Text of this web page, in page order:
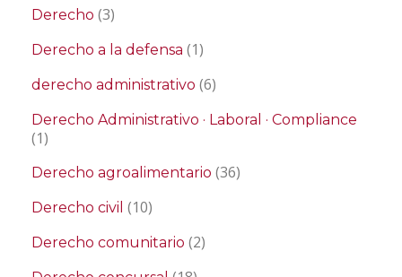
Derecho (3)
Derecho a la defensa (1)
derecho administrativo (6)
Derecho Administrativo · Laboral · Compliance
(1)
Derecho agroalimentario (36)
Derecho civil (10)
Derecho comunitario (2)